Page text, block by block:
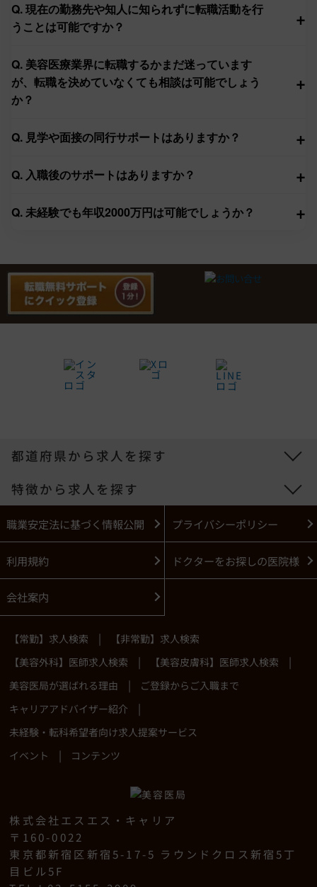
Q. 現在の勤務先や知人に知られずに転職活動を行
うことは可能ですか？
+
Q. 美容医療業界に転職するかまだ迷っています
が、転職を決めていなくても相談は可能でしょう
か？
+
Q. 見学や面接の同行サポートはありますか？ +
Q. 入職後のサポートはありますか？ +
Q. 未経験でも年収2000万円は可能でしょうか？ +
都道府県から求人を探す
特徴から求人を探す
職業安定法に基づく情報公開 プライバシーポリシー
利用規約 ドクターをお探しの医院様
会社案内
【常勤】求人検索 |
【非常勤】求人検索
【美容外科】医師求人検索
| 【美容皮膚科】医師求人検索 |
美容医局が選ばれる理由 |
ご登録からご入職まで
キャリアアドバイザー紹介
|
未経験・転科希望者向け求人提案サービス
イベント
| コンテンツ
株式会社エスエス・キャリア
〒160-0022
東京都新宿区新宿5-17-5 ラウンドクロス新宿5丁
目ビル5F